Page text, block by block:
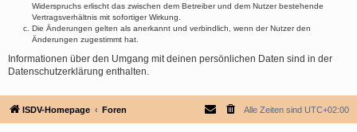
Widerspruchs erlischt das zwischen dem Betreiber und dem Nutzer bestehende
Vertragsverhältnis mit sofortiger Wirkung.
Die Änderungen gelten als anerkannt und verbindlich, wenn der Nutzer den
Änderungen zugestimmt hat.
Informationen über den Umgang mit deinen persönlichen Daten sind in der
Datenschutzerklärung enthalten.
ISDV-Homepage Foren Alle Zeiten sind UTC+02:00